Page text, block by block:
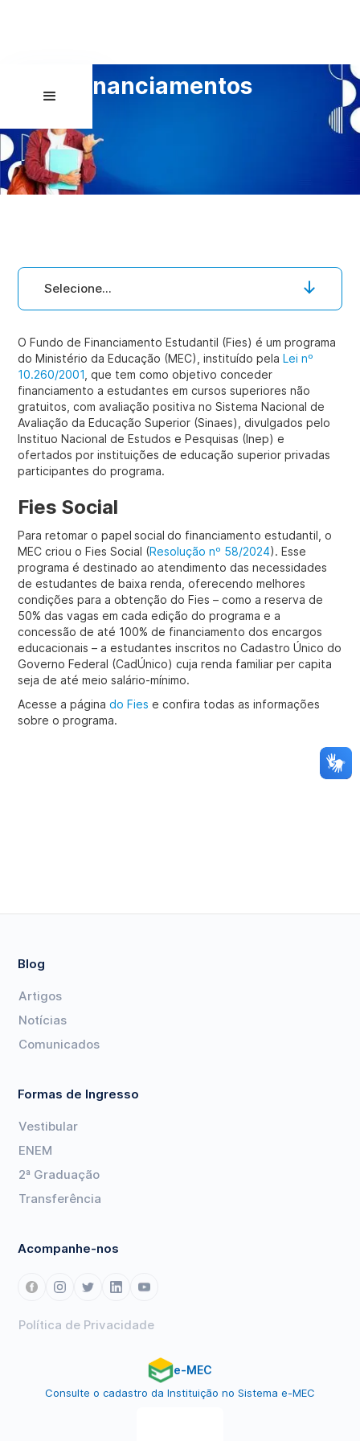
Financiamentos
Selecione...
O Fundo de Financiamento Estudantil (Fies) é um programa
do Ministério da Educação (MEC), instituído pelaLei nº
10.260/2001 , que tem como objetivo conceder
financiamento a estudantes em cursos superiores não
gratuitos, com avaliação positiva no Sistema Nacional de
Avaliação da Educação Superior (Sinaes), divulgados pelo
Instituo Nacional de Estudos e Pesquisas (Inep) e
ofertados por instituições de educação superior privadas
participantes do programa.
Fies Social
Para retomar o papel social do financiamento estudantil, o
MEC criou o Fies Social (Resolução nº 58/2024). Esse
programa é destinado ao atendimento das necessidades
de estudantes de baixa renda, oferecendo melhores
condições para a obtenção do Fies – como a reserva de
50% das vagas em cada edição do programa e a
concessão de até 100% de financiamento dos encargos
educacionais – a estudantes inscritos no Cadastro Único do
Governo Federal (CadÚnico) cuja renda familiar per capita
seja de até meio salário-mínimo.
Acesse a páginado Fies e confira todas as informações
sobre o programa.
Blog
Artigos
Notícias
Comunicados
Formas de Ingresso
Vestibular
ENEM
2ª Graduação
Transferência
Acompanhe-nos
Política de Privacidade
e-MEC
Consulte o cadastro da Instituição no Sistema e-MEC